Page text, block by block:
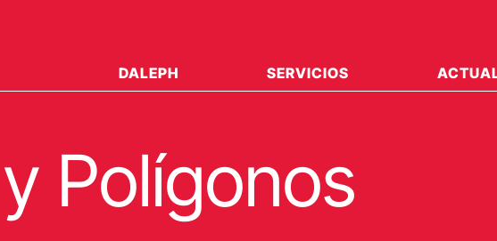
DALEPH SERVICIOS
Polígonos